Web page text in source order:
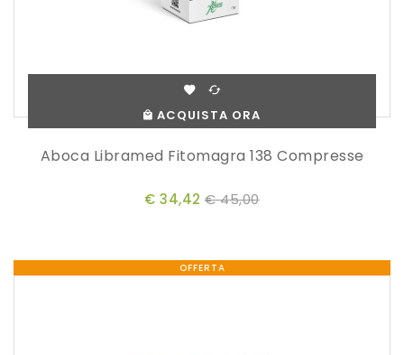
ACQUISTA ORA
Aboca Libramed Fitomagra 138 Compresse
€ 34,42 € 45,00
OFFERTA